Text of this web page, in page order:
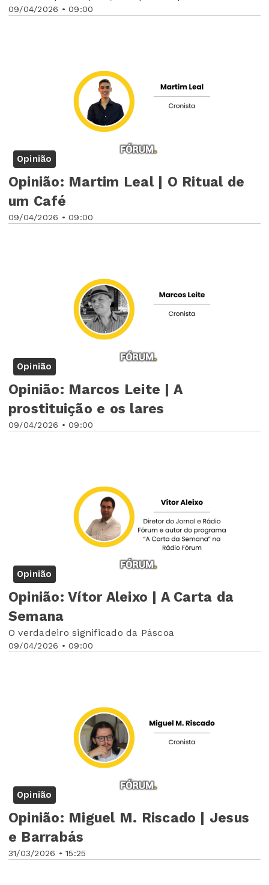
09/04/2026 • 09:00
Opinião
09/04/2026 • 09:00
Opinião: Martim Leal | O Ritual de
um Café
Opinião
09/04/2026 • 09:00
Opinião: Marcos Leite | A
prostituição e os lares
Opinião
09/04/2026 • 09:00
Opinião: Vítor Aleixo | A Carta da
Semana
O verdadeiro significado da Páscoa
Opinião
31/03/2026 • 15:25
Opinião: Miguel M. Riscado | Jesus
e Barrabás